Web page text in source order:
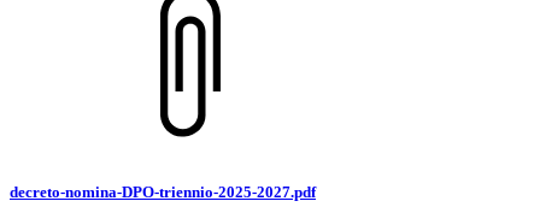
decreto-nomina-DPO-triennio-2025-2027.pdf